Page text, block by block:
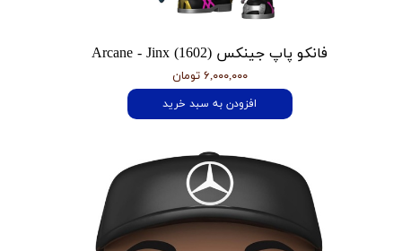
فانکو پاپ جینکس Arcane - Jinx (1602)
۶,۰۰۰,۰۰۰ تومان
افزودن به سبد خرید